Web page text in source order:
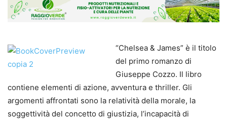
“Chelsea & James” è il titolo
del primo romanzo di
Giuseppe Cozzo. Il libro
contiene elementi di azione, avventura e thriller. Gli
argomenti affrontati sono la relatività della morale, la
soggettività del concetto di giustizia, l’incapacità di